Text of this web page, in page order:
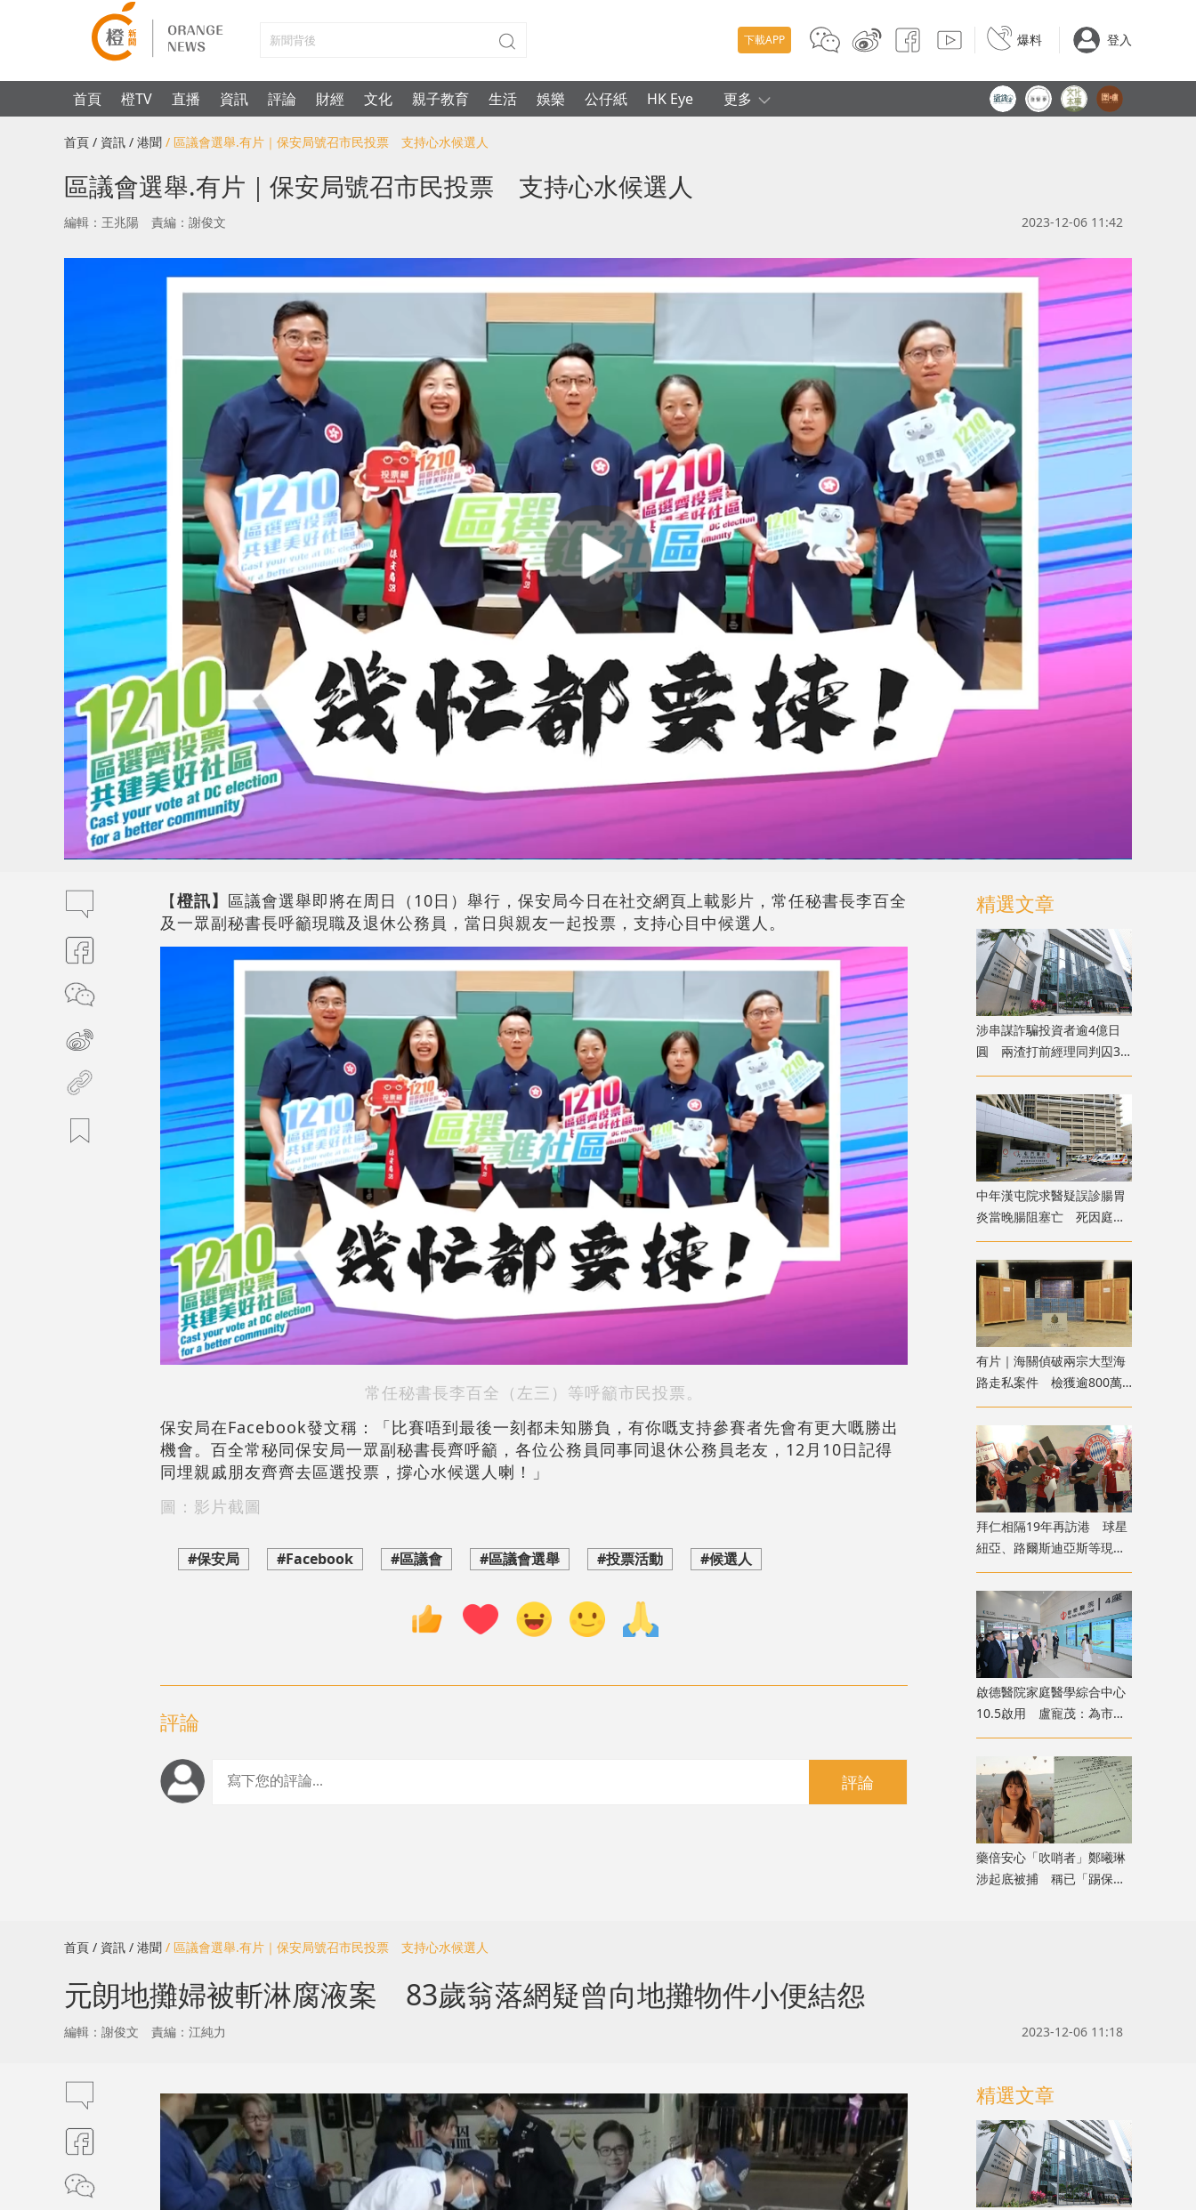
下載APP 爆料 登入
首頁 橙TV 直播 資訊 評論 財經 文化 親子教育 生活 娛樂 公仔紙 HK Eye 更多
首頁 / 資訊 / 港聞 / 區議會選舉.有片｜保安局號召市民投票 支持心水候選人
區議會選舉.有片｜保安局號召市民投票 支持心水候選人
編輯：王兆陽 責編：謝俊文 2023-12-06 11:42
【橙訊】 區議會選舉即將在周日（10日）舉行，保安局今日在社交網頁上載影片，常任秘書長李百全
及一眾副秘書長呼籲現職及退休公務員，當日與親友一起投票，支持心目中候選人。
常任秘書長李百全（左三）等呼籲市民投票。
保安局在Facebook發文稱：「比賽唔到最後一刻都未知勝負，有你嘅支持參賽者先會有更大嘅勝出
機會。百全常秘同保安局一眾副秘書長齊呼籲，各位公務員同事同退休公務員老友，12月10日記得
同埋親戚朋友齊齊去區選投票，撐心水候選人喇！」
圖：影片截圖
#保安局 #Facebook #區議會 #區議會選舉 #投票活動 #候選人
評論
評論
精選文章
涉串謀詐騙投資者逾4億日
圓 兩渣打前經理同判囚3
年
中年漢屯院求醫疑誤診腸胃
炎當晚腸阻塞亡 死因庭展
開研訊
有片｜海關偵破兩宗大型海
路走私案件 檢獲逾800萬
支私煙拘捕3人
拜仁相隔19年再訪港 球星
紐亞、路爾斯迪亞斯等現身
尖沙咀見球迷
啟德醫院家庭醫學綜合中心
10.5啟用 盧寵茂：為市民
提供額外診症名額
藥倍安心「吹哨者」鄭曦琳
涉起底被捕 稱已「踢保」
首頁 / 資訊 / 港聞 / 區議會選舉.有片｜保安局號召市民投票 支持心水候選人
元朗地攤婦被斬淋腐液案 83歲翁落網疑曾向地攤物件小便結怨
編輯：謝俊文 責編：江純力 2023-12-06 11:18
精選文章